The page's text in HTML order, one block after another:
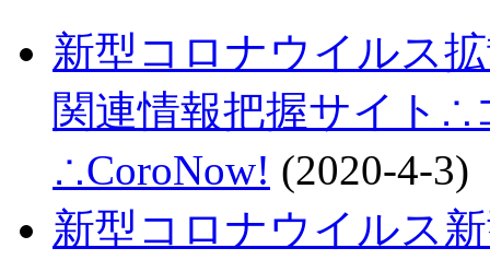
新型コロナウイルス
関連情報把握サイト
∴CoroNow! (2020-4-3)
新型コロナウイルス